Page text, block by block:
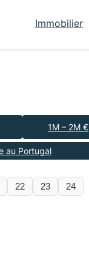
Immobilier
1M – 2M €
au Portugal
22 23 24